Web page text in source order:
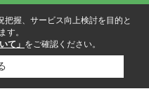
握、サービス向上検討を目的と
す。
て」 をご確認ください。